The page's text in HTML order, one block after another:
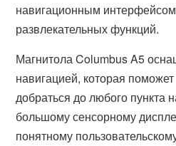
навигационным
развлекательных функций.
Магнитола Columbus A5
навигацией, которая
добраться до любого пункта
большому сенсорному
понятному